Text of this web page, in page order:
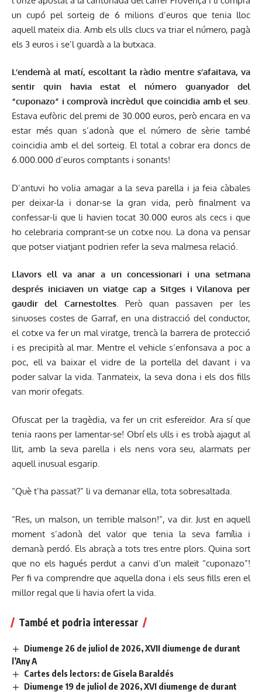
un cupó pel sorteig de 6 milions d’euros que tenia lloc
aquell mateix dia. Amb els ulls clucs va triar el número, pagà
els 3 euros i se’l guardà a la butxaca.
L’endemà al matí, escoltant la ràdio mentre s’afaitava, va
sentir quin havia estat el número guanyador del
“cuponazo” i comprovà incrèdul que coincidia amb el seu.
Estava eufòric del premi de 30.000 euros, però encara en va
estar més quan s’adonà que el número de sèrie també
coincidia amb el del sorteig. El total a cobrar era doncs de
6.000.000 d’euros comptants i sonants!
D’antuvi ho volia amagar a la seva parella i ja feia càbales
per deixar-la i donar-se la gran vida, però finalment va
confessar-li que li havien tocat 30.000 euros als cecs i que
ho celebraria comprant-se un cotxe nou. La dona va pensar
que potser viatjant podrien refer la seva malmesa relació.
Llavors ell va anar a un concessionari i una setmana
després iniciaven un viatge cap a Sitges i Vilanova per
gaudir del
Carnestoltes. Però quan passaven per les
sinuoses costes de Garraf, en una distracció del conductor,
el cotxe va fer un mal viratge, trencà la barrera de protecció
i es precipità al mar. Mentre el vehicle s’enfonsava a poc a
poc, ell va baixar el vidre de la portella del davant i va
poder salvar la vida. Tanmateix, la seva dona i els dos fills
van morir ofegats.
Ofuscat per la tragèdia, va fer un crit esfereïdor. Ara sí que
tenia raons per lamentar-se! Obrí els ulls i es trobà ajagut al
llit, amb la seva parella i els nens vora seu, alarmats per
aquell inusual esgarip.
“Què t’ha passat?” li va demanar ella, tota sobresaltada.
“Res, un malson, un terrible malson!”, va dir. Just en aquell
moment s’adonà del valor que tenia la seva família i
demanà perdó. Els abraçà a tots tres entre plors. Quina sort
que no els hagués perdut a canvi d’un maleït “cuponazo”!
Per fi va comprendre que aquella dona i els seus fills eren el
millor regal que li havia ofert la vida.
També et podria interessar
Diumenge 26 de juliol de 2026, XVII diumenge de durant
l’Any A
Cartes dels lectors: de Gisela Baraldés
Diumenge 19 de juliol de 2026, XVI diumenge de durant